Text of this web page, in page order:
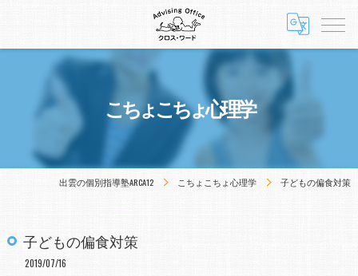
こちょこちょ心理学
出雲の個別指導塾ARCA12 こちょこちょ心理学 子どもの偏食対策
子どもの偏食対策
2019/07/16